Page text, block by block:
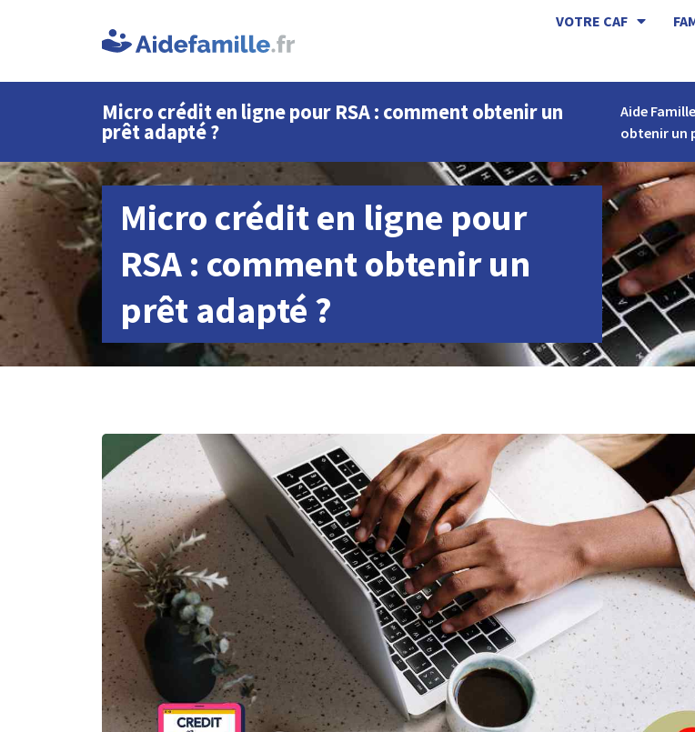
VOTRE CAF
Micro crédit en ligne pour RSA : comment obtenir un
prêt adapté ?
Aide Famille
obtenir un
Micro crédit en ligne pour
RSA : comment obtenir un
prêt adapté ?